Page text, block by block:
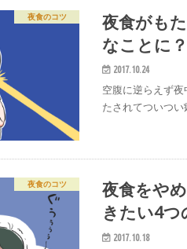
夜食のコツ
夜食がも
なことに？
2017.10.24
空腹に逆らえず
たされてついつ
夜食のコツ
夜食をや
きたい4つ
2017.10.18